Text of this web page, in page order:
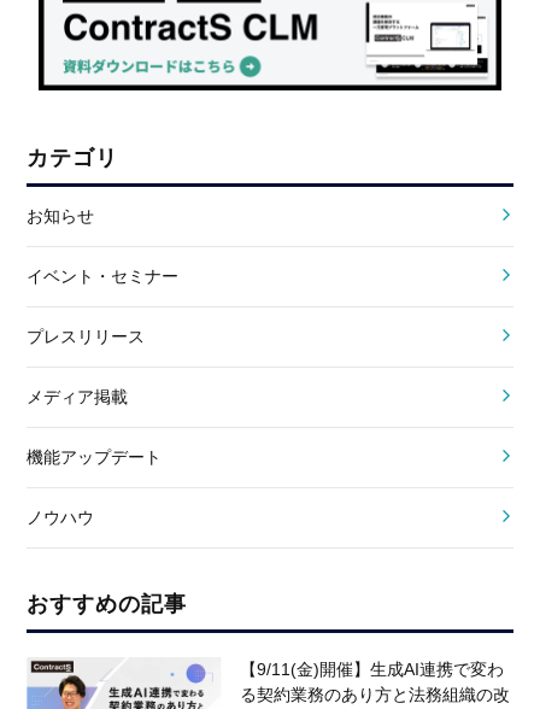
カテゴリ
お知らせ
イベント・セミナー
プレスリリース
メディア掲載
機能アップデート
ノウハウ
おすすめの記事
【9/11(金)開催】生成AI連携で変わ
る契約業務のあり方と法務組織の改